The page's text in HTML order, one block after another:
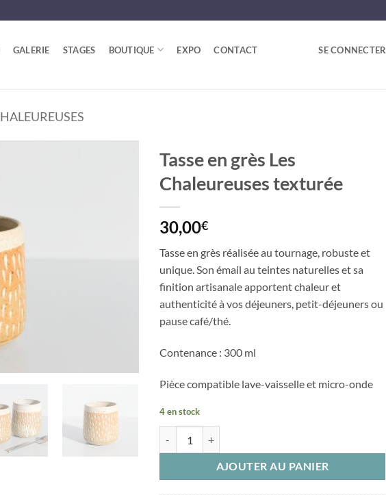
GALERIE STAGES BOUTIQUE EXPO CONTACT SE CONNECTER
Tasse en grès Les
Chaleureuses texturée
30,00€
Tasse en grès réalisée au tournage, robuste et
unique. Son émail au teintes naturelles et sa
finition artisanale apportent chaleur et
authenticité à vos déjeuners, petit-déjeuners ou
pause café/thé.
Contenance : 300 ml
Pièce compatible lave-vaisselle et micro-onde
4 en stock
AJOUTER AU PANIER